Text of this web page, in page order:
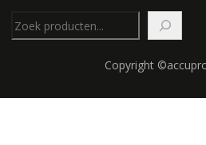
Copyright